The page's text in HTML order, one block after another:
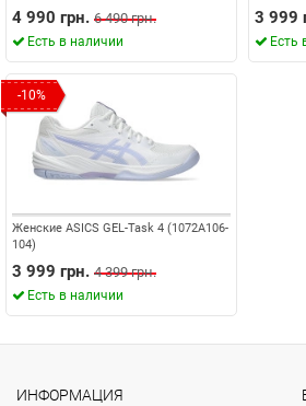
4 990 грн. 6 490 грн.
Есть в наличии
3 999
Есть
-10%
Женские ASICS GEL-Task 4 (1072A106-
104)
3 999 грн. 4 399 грн.
Есть в наличии
ИНФОРМАЦИЯ